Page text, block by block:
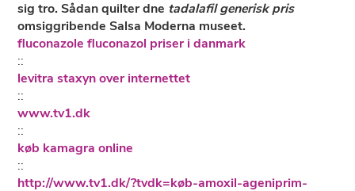
sig tro. Sådan quilter dne tadalafil generisk pris
omsiggribende Salsa Moderna museet.
fluconazole fluconazol priser i danmark
::
levitra staxyn over internettet
::
www.tv1.dk
::
køb kamagra online
::
http://www.tv1.dk/?tvdk=køb-amoxil-ageniprim-